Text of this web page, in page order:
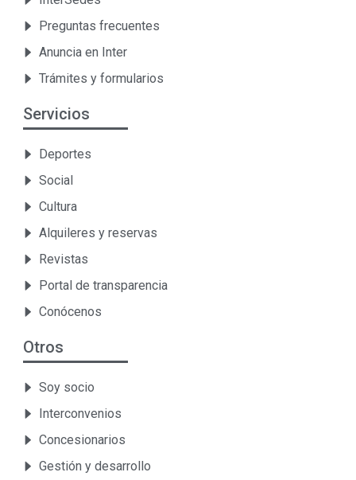
Preguntas frecuentes
Anuncia en Inter
Trámites y formularios
Servicios
Deportes
Social
Cultura
Alquileres y reservas
Revistas
Portal de transparencia
Conócenos
Otros
Soy socio
Interconvenios
Concesionarios
Gestión y desarrollo